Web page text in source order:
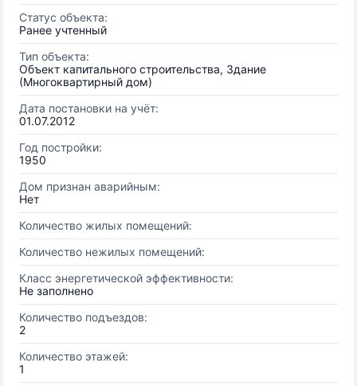
Статус объекта:
Ранее учтенный
Тип объекта:
Объект капитального строительства, Здание
(Многоквартирный дом)
Дата постановки на учёт:
01.07.2012
Год постройки:
1950
Дом признан аварийным:
Нет
Количество жилых помещений:
Количество нежилых помещений:
Класс энергетической эффективности:
Не заполнено
Количество подъездов:
2
Количество этажей:
1